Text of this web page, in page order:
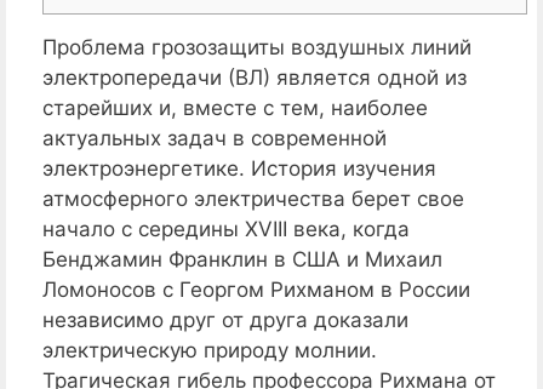
Проблема грозозащиты воздушных линий
электропередачи (ВЛ) является одной из
старейших и, вместе с тем, наиболее
актуальных задач в современной
электроэнергетике. История изучения
атмосферного электричества берет свое
начало с середины XVIII века, когда
Бенджамин Франклин в США и Михаил
Ломоносов с Георгом Рихманом в России
независимо друг от друга доказали
электрическую природу молнии.
Трагическая гибель профессора Рихмана от